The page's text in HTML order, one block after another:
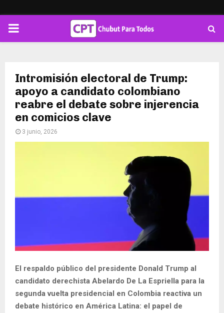
PRIMARY
Intromisión electoral de Trump:
apoyo a candidato colombiano
reabre el debate sobre injerencia
en comicios clave
3 junio, 2026
El respaldo público del presidente Donald Trump al
candidato derechista Abelardo De La Espriella para la
segunda vuelta presidencial en Colombia reactiva un
debate histórico en América Latina: el papel de